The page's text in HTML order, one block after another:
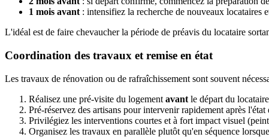
1 mois avant : intensifiez la recherche de nouveaux locataires
L'idéal est de faire chevaucher la période de préavis du locataire
Coordination des travaux et remise en état
Les travaux de rénovation ou de rafraîchissement sont souvent
Réalisez une pré-visite du logement avant le départ du
Pré-réservez des artisans pour intervenir rapidement après
Privilégiez les interventions courtes et à fort impact visuel
Organisez les travaux en parallèle plutôt qu'en séquence